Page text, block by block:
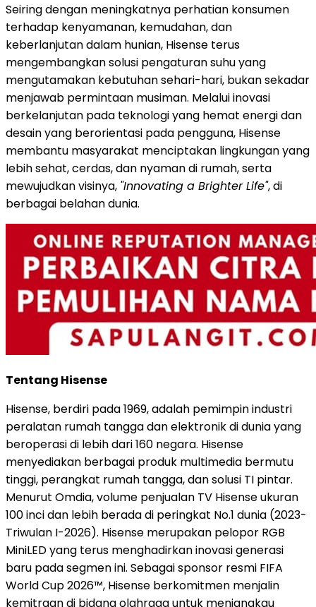
Seiring dengan meningkatnya perhatian konsumen
terhadap kenyamanan, kemudahan, dan
keberlanjutan dalam hunian, Hisense terus
mengembangkan solusi pengaturan suhu yang
mengutamakan kebutuhan sehari-hari, bukan sekadar
menjawab permintaan musiman. Melalui inovasi
berkelanjutan pada teknologi yang hemat energi dan
desain yang berorientasi pada pengguna, Hisense
membantu masyarakat menciptakan lingkungan yang
lebih sehat, cerdas, dan nyaman di rumah, serta
mewujudkan visinya, "Innovating a Brighter Life", di
berbagai belahan dunia.
Tentang Hisense
Hisense, berdiri pada 1969, adalah pemimpin industri
peralatan rumah tangga dan elektronik di dunia yang
beroperasi di lebih dari 160 negara. Hisense
menyediakan berbagai produk multimedia bermutu
tinggi, perangkat rumah tangga, dan solusi TI pintar.
Menurut Omdia, volume penjualan TV Hisense ukuran
100 inci dan lebih berada di peringkat No.1 dunia (2023-
Triwulan I-2026). Hisense merupakan pelopor RGB
MiniLED yang terus menghadirkan inovasi generasi
baru pada segmen ini. Sebagai sponsor resmi FIFA
World Cup 2026™, Hisense berkomitmen menjalin
kemitraan di bidang olahraga untuk menjangkau